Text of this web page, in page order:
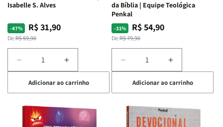
Isabelle S. Alves
-47%
Preço
normal
De:R$ 59,90
Preço
promocional
R$ 31,90
Diminuir
a
quantidade
de
Devocional
Quarto
Aumentar
a
quantidade
de
Devocional
Quarto
Adicionar ao carrinho
da Bíblia | Equipe Teológica
Penkal
-31%
Preço
normal
De:R$ 79,90
Preço
promocional
R$ 54,90
Diminuir
a
quantidade
de
Devocional
Café
Aumentar
a
quantidade
de
Devocional
Café
Adicionar ao carrinho